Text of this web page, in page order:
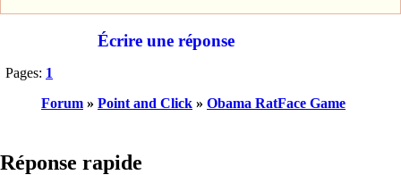
Écrire une réponse
Pages: 1
Forum » Point and Click » Obama RatFace Game
Réponse rapide